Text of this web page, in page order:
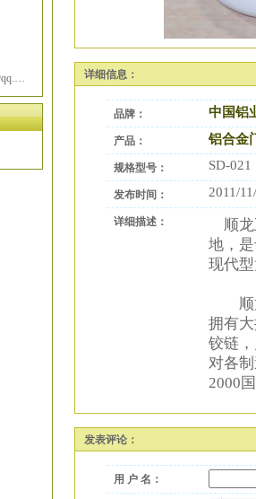
详细信息：
品牌： 中国铝
产品： 铝合金
规格型号： SD-021
发布时间： 2011/
详细描述：
顺龙
地，
现代
顺龙
拥有
铰链
对各
2000
发表评论：
用 户 名：